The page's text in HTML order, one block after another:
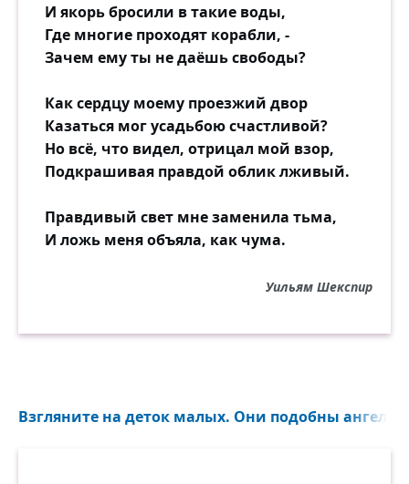
И якорь бросили в такие воды,
Где многие проходят корабли, -
Зачем ему ты не даёшь свободы?
Как сердцу моему проезжий двор
Казаться мог усадьбою счастливой?
Но всё, что видел, отрицал мой взор,
Подкрашивая правдой облик лживый.
Правдивый свет мне заменила тьма,
И ложь меня объяла, как чума.
Уильям Шекспир
Взгляните на деток малых. Они подобны